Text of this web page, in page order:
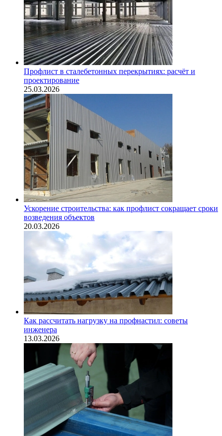
Профлист в сталебетонных перекрытиях: расчёт и
проектирование
25.03.2026
Ускорение строительства: как профлист сокращает сроки
возведения объектов
20.03.2026
Как рассчитать нагрузку на профнастил: советы
инженера
13.03.2026